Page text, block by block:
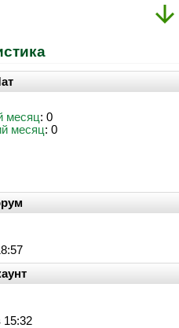
месяц: 0
месяц: 0
15:32